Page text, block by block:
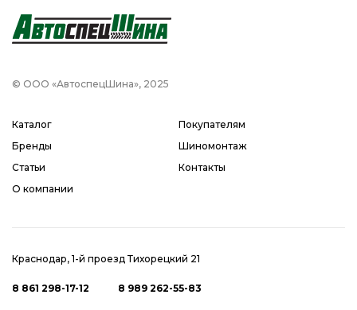
© ООО «АвтоспецШина», 2025
Каталог
Бренды
Статьи
О компании
Покупателям
Шиномонтаж
Контакты
Краснодар, 1-й проезд Тихорецкий 21
8 861 298-17-12 8 989 262-55-83